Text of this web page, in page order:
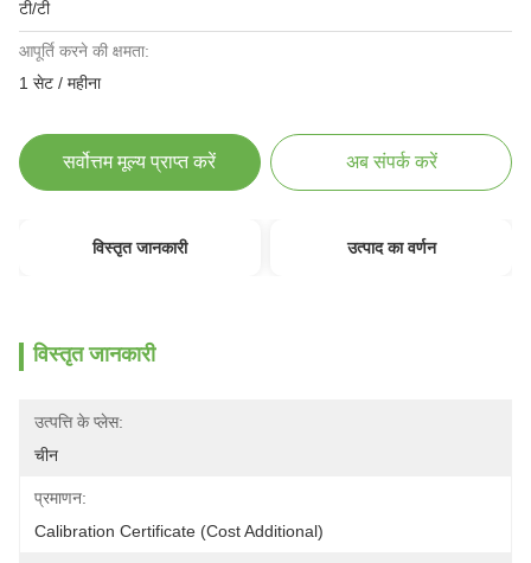
टी/टी
आपूर्ति करने की क्षमता:
1 सेट / महीना
सर्वोत्तम मूल्य प्राप्त करें अब संपर्क करें
विस्तृत जानकारी उत्पाद का वर्णन
विस्तृत जानकारी
उत्पत्ति के प्लेस:
चीन
प्रमाणन:
Calibration Certificate (Cost Additional)